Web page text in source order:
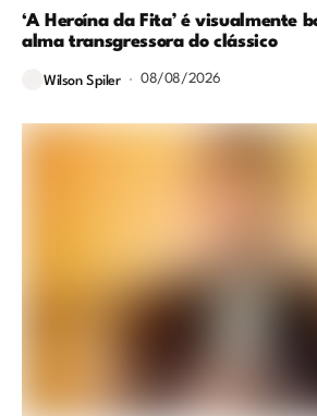
‘A Heroína da Fita’ é visualmente
alma transgressora do clássico
Wilson Spiler 08/08/2026